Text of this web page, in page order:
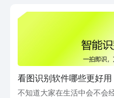
看图识别软件哪些更好
不知道大家在生活中会不会